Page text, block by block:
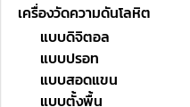
เครื่องวัดความดันโลหิต
แบบดิจิตอล
แบบปรอท
แบบสอดแขน
แบบตั้งพื้น